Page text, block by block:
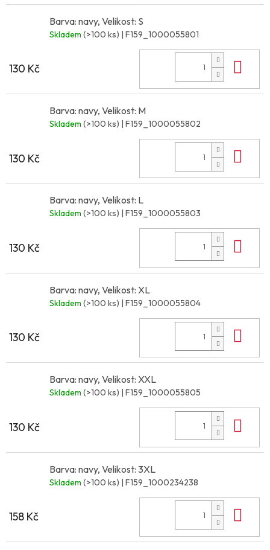
Barva: navy, Velikost: S
Skladem (>100 ks) | F159_1000055801
130 Kč
Barva: navy, Velikost: M
Skladem (>100 ks) | F159_1000055802
130 Kč
Barva: navy, Velikost: L
Skladem (>100 ks) | F159_1000055803
130 Kč
Barva: navy, Velikost: XL
Skladem (>100 ks) | F159_1000055804
130 Kč
Barva: navy, Velikost: XXL
Skladem (>100 ks) | F159_1000055805
130 Kč
Barva: navy, Velikost: 3XL
Skladem (>100 ks) | F159_1000234238
158 Kč